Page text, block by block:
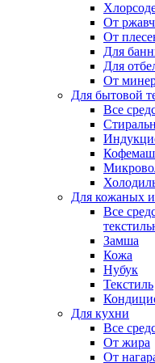
От
От
Для
Для
От
Для бытовой
Все
Для кожаных
Все
Замша
Кожа
Нубук
Текстиль
Для кухни
Все
От жира
От